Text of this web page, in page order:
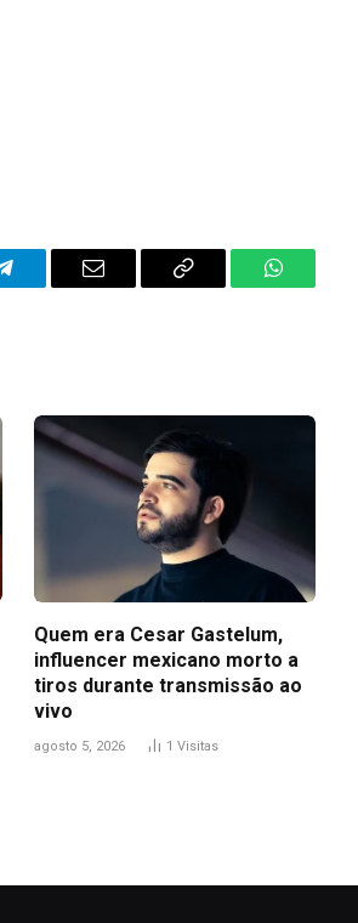
Telegram Email
Copy
WhatsApp
Quem era Cesar Gastelum,
influencer mexicano morto a
tiros durante transmissão ao
vivo
agosto 5, 2026 1 Visitas